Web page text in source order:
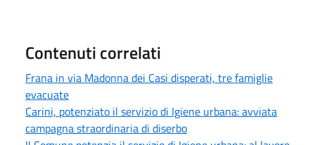
Contenuti correlati
Frana in via Madonna dei Casi disperati, tre famiglie
evacuate
Carini, potenziato il servizio di Igiene urbana: avviata
campagna straordinaria di diserbo